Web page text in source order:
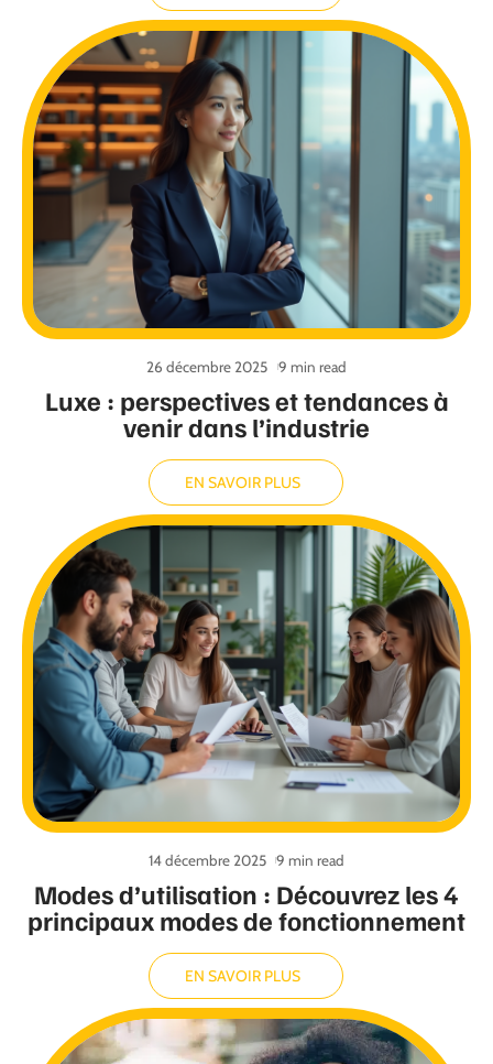
Luxe : perspectives et tendances à
venir dans l’industrie
26 décembre 2025 9 min read
EN SAVOIR PLUS
Modes d’utilisation : Découvrez les 4
principaux modes de fonctionnement
14 décembre 2025 9 min read
EN SAVOIR PLUS